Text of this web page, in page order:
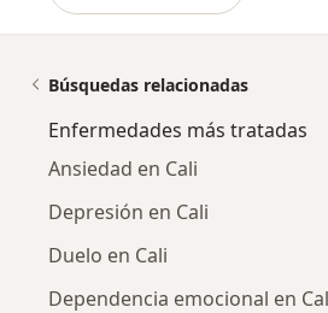
Búsquedas relacionadas
Enfermedades más tratadas
Ansiedad en Cali
Depresión en Cali
Duelo en Cali
Dependencia emocional en